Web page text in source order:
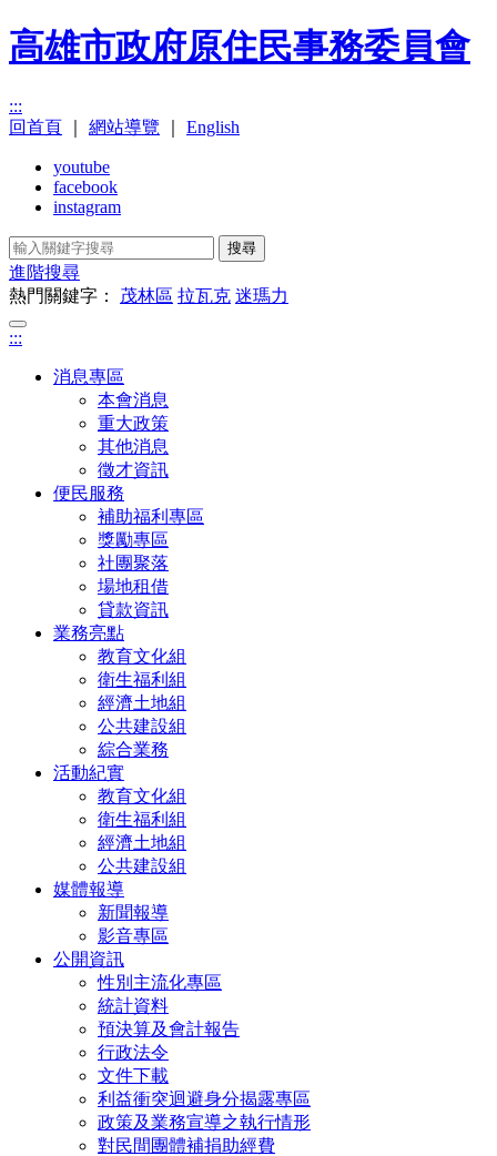
高雄市政府原住民事務委員會
:::
回首頁
網站導覽 English
youtube
facebook
instagram
搜尋
進階搜尋
熱門關鍵字： 茂林區 拉瓦克 迷瑪力
:::
消息專區
本會消息
重大政策
其他消息
徵才資訊
便民服務
補助福利專區
獎勵專區
社團聚落
場地租借
貸款資訊
業務亮點
教育文化組
衛生福利組
經濟土地組
公共建設組
綜合業務
活動紀實
教育文化組
衛生福利組
經濟土地組
公共建設組
媒體報導
新聞報導
影音專區
公開資訊
性別主流化專區
統計資料
預決算及會計報告
行政法令
文件下載
利益衝突迴避身分揭露專區
政策及業務宣導之執行情形
對民間團體補捐助經費